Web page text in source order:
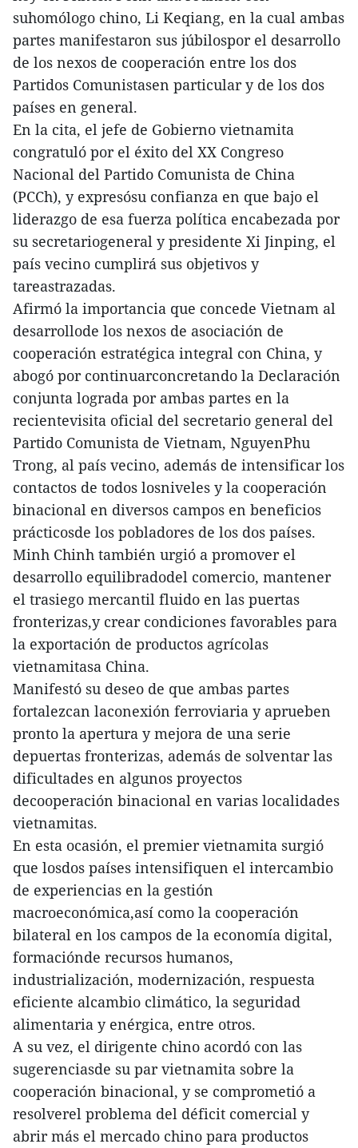
suhomólogo chino, Li Keqiang, en la cual ambas
partes manifestaron sus júbilospor el desarrollo
de los nexos de cooperación entre los dos
Partidos Comunistasen particular y de los dos
países en general.
En la cita, el jefe de Gobierno vietnamita
congratuló por el éxito del XX Congreso
Nacional del Partido Comunista de China
(PCCh), y expresósu confianza en que bajo el
liderazgo de esa fuerza política encabezada por
su secretariogeneral y presidente Xi Jinping, el
país vecino cumplirá sus objetivos y
tareastrazadas.
Afirmó la importancia que concede Vietnam al
desarrollode los nexos de asociación de
cooperación estratégica integral con China, y
abogó por continuarconcretando la Declaración
conjunta lograda por ambas partes en la
recientevisita oficial del secretario general del
Partido Comunista de Vietnam, NguyenPhu
Trong, al país vecino, además de intensificar los
contactos de todos losniveles y la cooperación
binacional en diversos campos en beneficios
prácticosde los pobladores de los dos países.
Minh Chinh también urgió a promover el
desarrollo equilibradodel comercio, mantener
el trasiego mercantil fluido en las puertas
fronterizas,y crear condiciones favorables para
la exportación de productos agrícolas
vietnamitasa China.
Manifestó su deseo de que ambas partes
fortalezcan laconexión ferroviaria y aprueben
pronto la apertura y mejora de una serie
depuertas fronterizas, además de solventar las
dificultades en algunos proyectos
decooperación binacional en varias localidades
vietnamitas.
En esta ocasión, el premier vietnamita surgió
que losdos países intensifiquen el intercambio
de experiencias en la gestión
macroeconómica,así como la cooperación
bilateral en los campos de la economía digital,
formaciónde recursos humanos,
industrialización, modernización, respuesta
eficiente alcambio climático, la seguridad
alimentaria y enérgica, entre otros.
A su vez, el dirigente chino acordó con las
sugerenciasde su par vietnamita sobre la
cooperación binacional, y se comprometió a
resolverel problema del déficit comercial y
abrir más el mercado chino para productos